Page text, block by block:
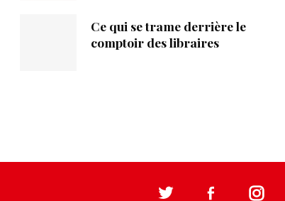
Ce qui se trame derrière le
comptoir des libraires